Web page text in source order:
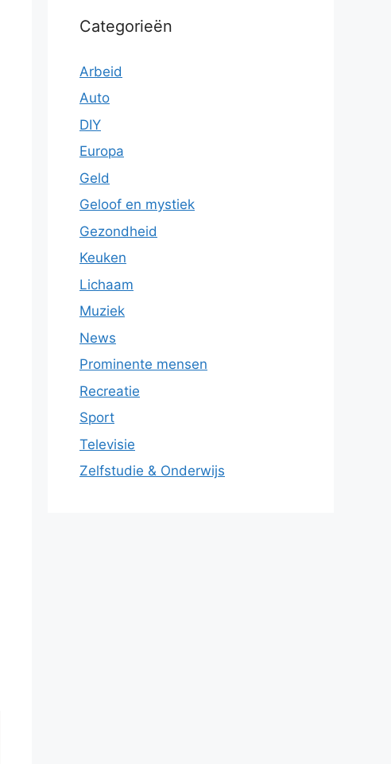
Categorieën
Arbeid
Auto
DIY
Europa
Geld
Geloof en mystiek
Gezondheid
Keuken
Lichaam
Muziek
News
Prominente mensen
Recreatie
Sport
Televisie
Zelfstudie & Onderwijs